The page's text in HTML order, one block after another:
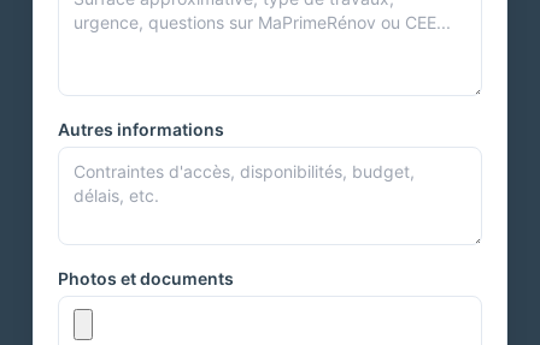
Autres informations
Photos et documents